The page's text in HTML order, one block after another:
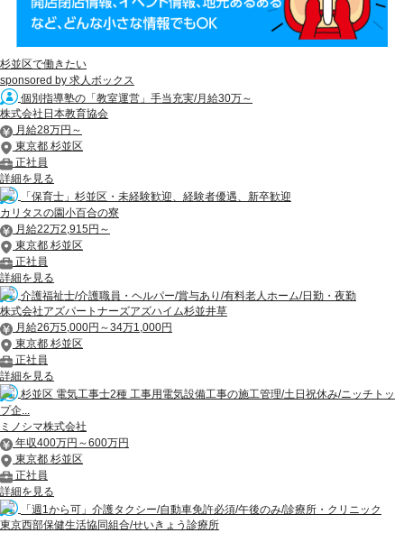
杉並区で働きたい
sponsored by 求人ボックス
個別指導塾の「教室運営」手当充実/月給30万～
株式会社日本教育協会
月給28万円～
東京都 杉並区
正社員
詳細を見る
「保育士」杉並区・未経験歓迎、経験者優遇、新卒歓迎
カリタスの園小百合の寮
月給22万2,915円～
東京都 杉並区
正社員
詳細を見る
介護福祉士/介護職員・ヘルパー/賞与あり/有料老人ホーム/日勤・夜勤
株式会社アズパートナーズアズハイム杉並井草
月給26万5,000円～34万1,000円
東京都 杉並区
正社員
詳細を見る
杉並区 電気工事士2種 工事用電気設備工事の施工管理/土日祝休み/ニッチトッ
プ企...
ミノシマ株式会社
年収400万円～600万円
東京都 杉並区
正社員
詳細を見る
「週1から可」介護タクシー/自動車免許必須/午後のみ/診療所・クリニック
東京西部保健生活協同組合/せいきょう診療所